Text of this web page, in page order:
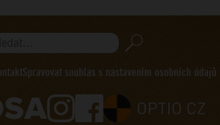
Spravovat souhlas s nastavením osobních údajů